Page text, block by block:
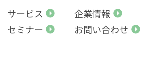
サービス
企業情報
セミナー
お問い合わせ